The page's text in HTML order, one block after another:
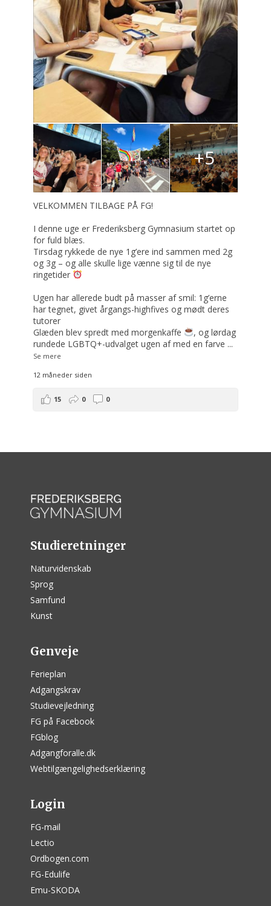
+5
VELKOMMEN TILBAGE PÅ FG!
I denne uge er Frederiksberg Gymnasium startet op
for fuld blæs.
Tirsdag rykkede de nye 1g’ere ind sammen med 2g
og 3g – og alle skulle lige vænne sig til de nye
ringetider
Ugen har allerede budt på masser af smil: 1g’erne
har tegnet, givet årgangs-highfives og mødt deres
tutorer
Glæden blev spredt med morgenkaffe
, og lørdag
rundede LGBTQ+-udvalget ugen af med en farve ...
Se mere
12 måneder siden
15 0 0
Studieretninger
Naturvidenskab
Sprog
Samfund
Kunst
Genveje
Ferieplan
Adgangskrav
Studievejledning
FG på Facebook
FGblog
Adgangforalle.dk
Webtilgængelighedserklæring
Login
FG-mail
Lectio
Ordbogen.com
FG-Edulife
Emu-SKODA